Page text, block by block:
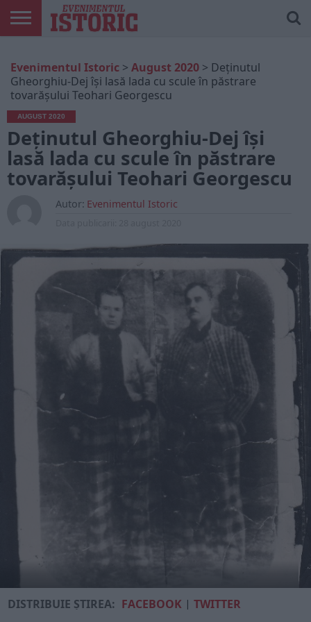
ONLINE
EDIȚII
TIPĂRITE
ISTORIC
PLAY
CONTUL
MEU
Evenimentul Istoric > August 2020 > Deținutul
Gheorghiu-Dej își lasă lada cu scule în păstrare
tovarășului Teohari Georgescu
AUGUST 2020
Deținutul Gheorghiu-Dej își
lasă lada cu scule în păstrare
tovarășului Teohari Georgescu
Autor: Evenimentul Istoric
DISTRIBUIE ȘTIREA: FACEBOOK |TWITTER